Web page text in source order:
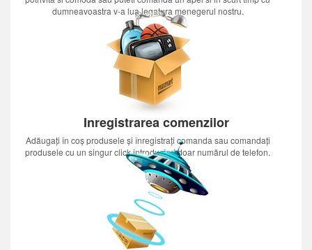
dumneavoastra v-a lua legatura menegerul nostru.
Inregistrarea comenzilor
Adăugați în coș produsele și înregistrați comanda sau comandați
produsele cu un singur click introducînd doar numărul de telefon.